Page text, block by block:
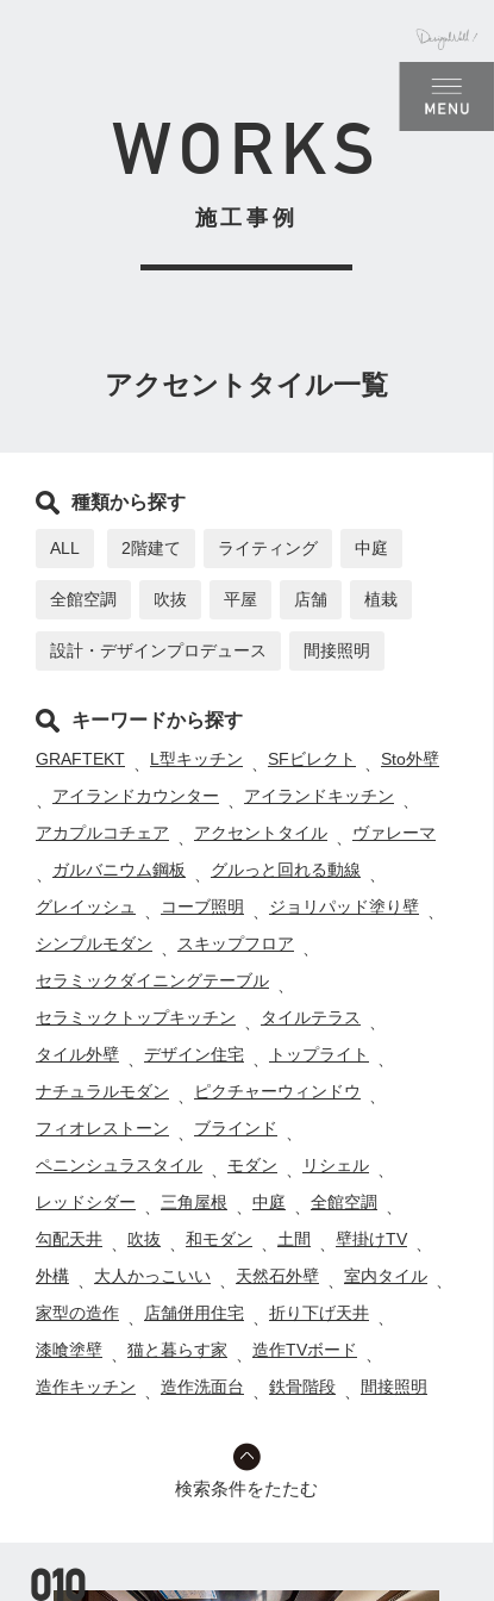
WORKS
施工事例
アクセントタイル一覧
種類から探す
ALL 2階建て ライティング 中庭
全館空調 吹抜 平屋 店舗 植栽
設計・デザインプロデュース 間接照明
キーワードから探す
GRAFTEKT 、 L型キッチン 、 SFビレクト 、 Sto外壁
、 アイランドカウンター 、 アイランドキッチン 、
アカプルコチェア 、 アクセントタイル 、 ヴァレーマ
、 ガルバニウム鋼板 、 グルっと回れる動線 、
グレイッシュ
、 コーブ照明 、 ジョリパッド塗り壁 、
シンプルモダン 、 スキップフロア 、
セラミックダイニングテーブル 、
セラミックトップキッチン 、 タイルテラス
、
タイル外壁 、 デザイン住宅 、 トップライト
、
ナチュラルモダン 、 ピクチャーウィンドウ
、
フィオレストーン 、 ブラインド
、
ペニンシュラスタイル 、 モダン 、 リシェル 、
レッドシダー 、 三角屋根 、 中庭 、 全館空調
、
勾配天井 、 吹抜 、 和モダン 、 土間 、 壁掛けTV 、
外構 、 大人かっこいい 、 天然石外壁 、 室内タイル 、
家型の造作 、 店舗併用住宅 、 折り下げ天井 、
漆喰塗壁 、 猫と暮らす家 、 造作TVボード
、
造作キッチン 、 造作洗面台 、 鉄骨階段 、 間接照明
検索条件をたたむ
010